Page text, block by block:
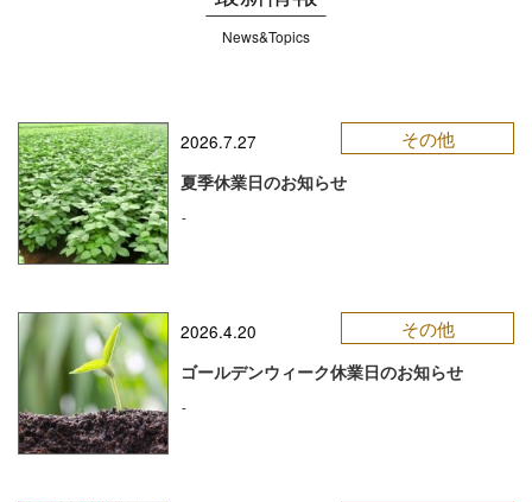
News&Topics
2026.7.27 その他
夏季休業日のお知らせ
-
2026.4.20 その他
ゴールデンウィーク休業日のお知らせ
-